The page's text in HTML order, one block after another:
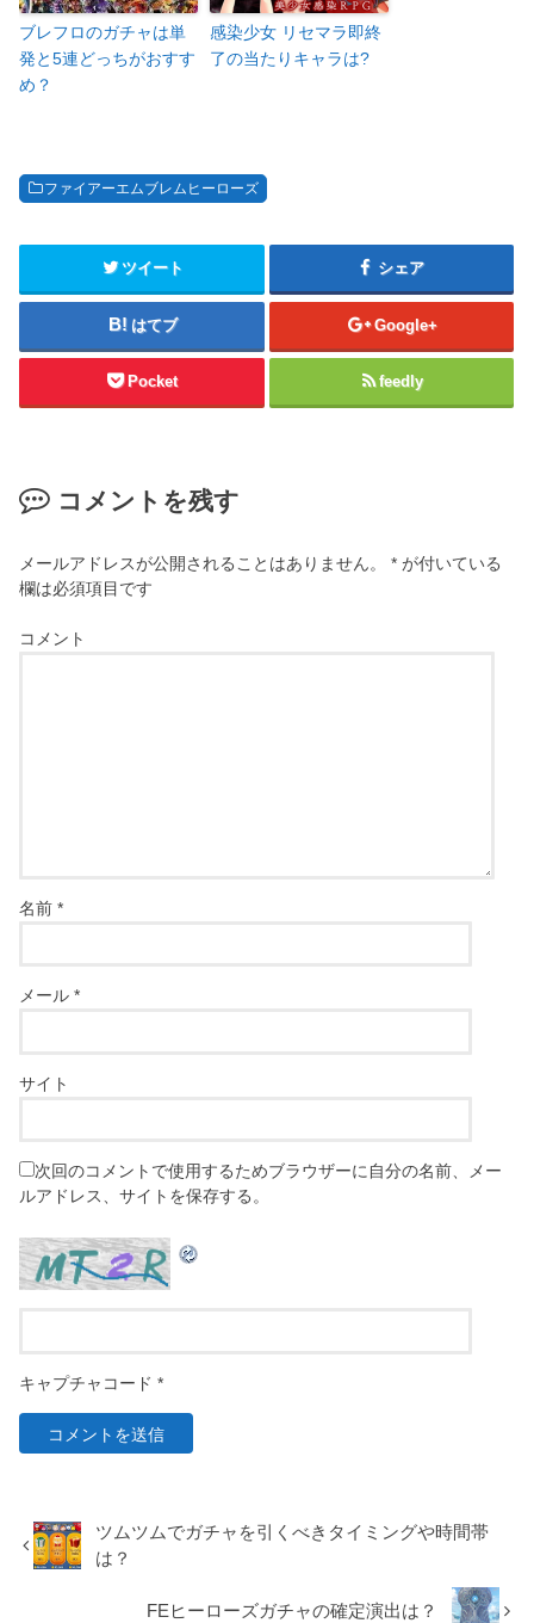
ブレフロのガチャは単
発と5連どっちがおすす
め？
感染少女 リセマラ即終
了の当たりキャラは?
ファイアーエムブレムヒーローズ
ツイート シェア
はてブ Google+
Pocket feedly
コメントを残す
メールアドレスが公開されることはありません。 * が付いている
欄は必須項目です
コメント
名前*
メール*
サイト
次回のコメントで使用するためブラウザーに自分の名前、メー
ルアドレス、サイトを保存する。
キャプチャコード *
ツムツムでガチャを引くべきタイミングや時間帯
は？
FEヒーローズガチャの確定演出は？